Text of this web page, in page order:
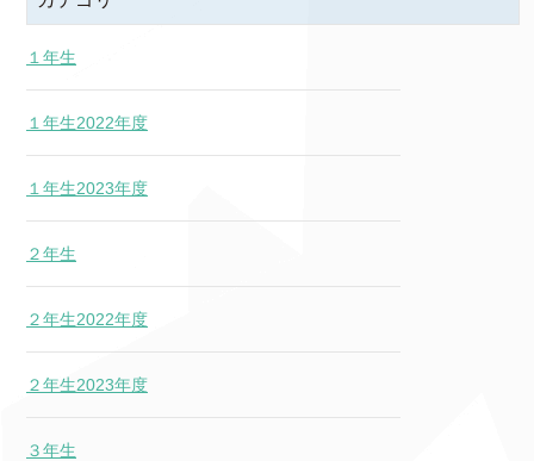
１年生
１年生2022年度
１年生2023年度
２年生
２年生2022年度
２年生2023年度
３年生